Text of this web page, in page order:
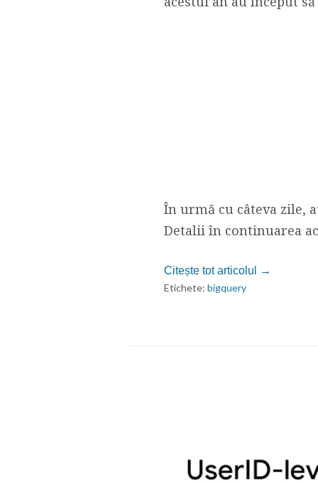
În urmă cu câteva zile,
Detalii în continuarea
Citește tot articolul →
Etichete: bigquery